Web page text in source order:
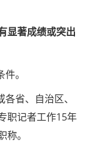
显著成绩或突出
。
省、自治区、
职记者工作15年
。